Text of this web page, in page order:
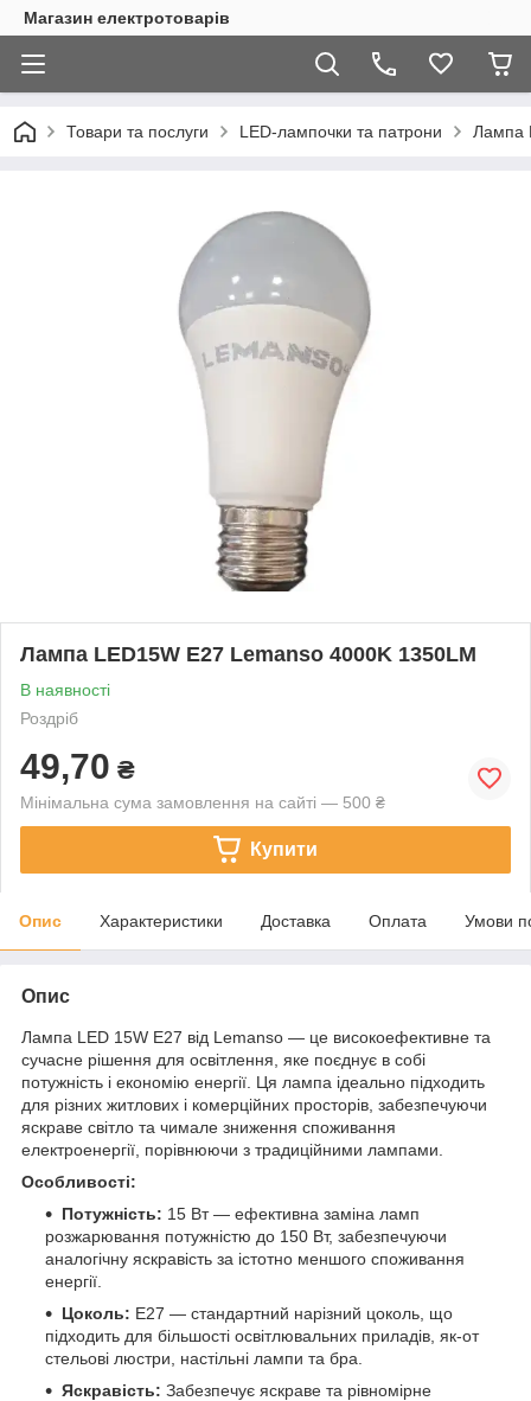
Магазин електротоварів
Товари та послуги LED-лампочки та патрони Лампа
Лампа LED15W E27 Lemanso 4000K 1350LM
В наявності
Роздріб
49,70 ₴
Мінімальна сума замовлення на сайті — 500 ₴
Купити
Опис Характеристики Доставка Оплата Умови
Опис
Лампа LED 15W E27 від Lemanso — це високоефективне та
сучасне рішення для освітлення, яке поєднує в собі
потужність і економію енергії. Ця лампа ідеально підходить
для різних житлових і комерційних просторів, забезпечуючи
яскраве світло та чимале зниження споживання
електроенергії, порівнюючи з традиційними лампами.
Особливості:
Потужність: 15 Вт — ефективна заміна ламп
розжарювання потужністю до 150 Вт, забезпечуючи
аналогічну яскравість за істотно меншого споживання
енергії.
Цоколь: E27 — стандартний нарізний цоколь, що
підходить для більшості освітлювальних приладів, як-от
стельові люстри, настільні лампи та бра.
Яскравість: Забезпечує яскраве та рівномірне